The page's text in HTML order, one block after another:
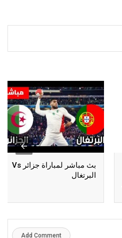
بث مباشر لمباراة جزائر Vs
البرتغال
Add Comment